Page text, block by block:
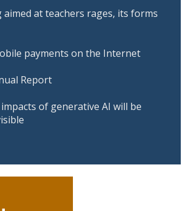
aimed at teachers rages, its forms
payments on the Internet
Report
of generative AI will be